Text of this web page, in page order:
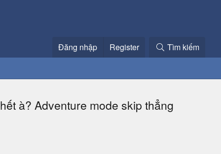
Đăng nhập Register Tìm kiếm
à? Adventure mode skip thẳng